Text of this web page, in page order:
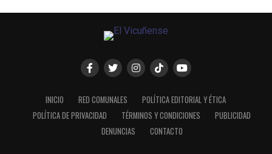
INICIO RED COMUNALES
POLÍTICA EDITORIAL Y ÉTICA
POLÍTICA DE PRIVACIDAD
TÉRMINOS Y CONDICIONES
PUBLICIDAD
DENUNCIAS
CONTACTO